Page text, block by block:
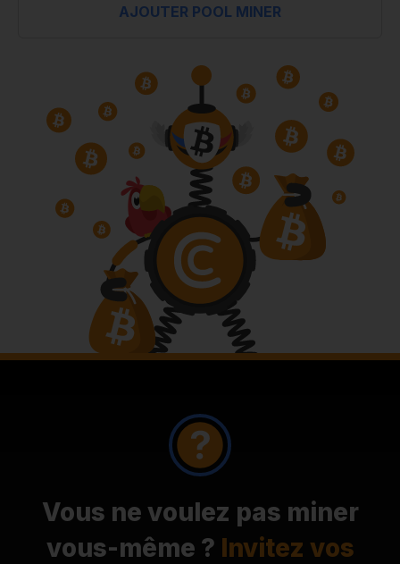
AJOUTER POOL MINER
Vous ne voulez pas miner
vous-même ? Invitez vos